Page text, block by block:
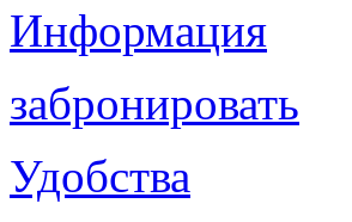
Информация
забронировать
Удобства